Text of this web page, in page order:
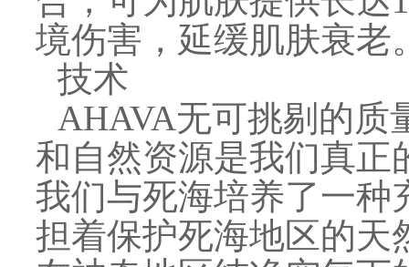
境伤害，延缓肌肤衰老
技术
AHAVA无可挑剔的质
和自然资源是我们真正
我们与死海培养了一种
担着保护死海地区的天